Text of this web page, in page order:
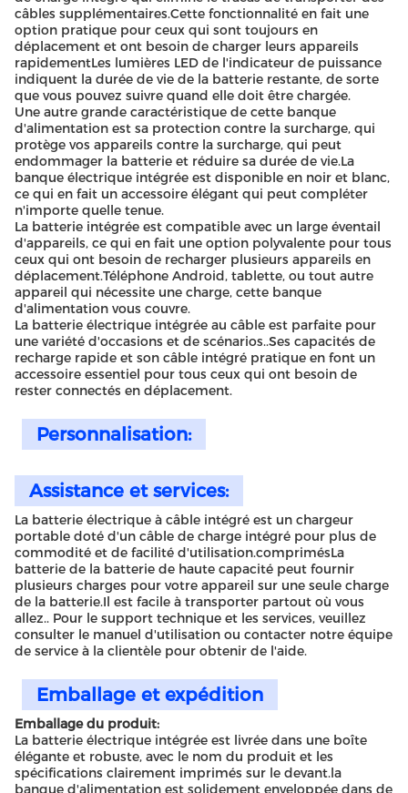
câbles supplémentaires.Cette fonctionnalité en fait une
option pratique pour ceux qui sont toujours en
déplacement et ont besoin de charger leurs appareils
rapidementLes lumières LED de l'indicateur de puissance
indiquent la durée de vie de la batterie restante, de sorte
que vous pouvez suivre quand elle doit être chargée.
Une autre grande caractéristique de cette banque
d'alimentation est sa protection contre la surcharge, qui
protège vos appareils contre la surcharge, qui peut
endommager la batterie et réduire sa durée de vie.La
banque électrique intégrée est disponible en noir et blanc,
ce qui en fait un accessoire élégant qui peut compléter
n'importe quelle tenue.
La batterie intégrée est compatible avec un large éventail
d'appareils, ce qui en fait une option polyvalente pour tous
ceux qui ont besoin de recharger plusieurs appareils en
déplacement.Téléphone Android, tablette, ou tout autre
appareil qui nécessite une charge, cette banque
d'alimentation vous couvre.
La batterie électrique intégrée au câble est parfaite pour
une variété d'occasions et de scénarios..Ses capacités de
recharge rapide et son câble intégré pratique en font un
accessoire essentiel pour tous ceux qui ont besoin de
rester connectés en déplacement.
Personnalisation:
Assistance et services:
La batterie électrique à câble intégré est un chargeur
portable doté d'un câble de charge intégré pour plus de
commodité et de facilité d'utilisation.comprimésLa
batterie de la batterie de haute capacité peut fournir
plusieurs charges pour votre appareil sur une seule charge
de la batterie.Il est facile à transporter partout où vous
allez.. Pour le support technique et les services, veuillez
consulter le manuel d'utilisation ou contacter notre équipe
de service à la clientèle pour obtenir de l'aide.
Emballage et expédition
Emballage du produit:
La batterie électrique intégrée est livrée dans une boîte
élégante et robuste, avec le nom du produit et les
spécifications clairement imprimés sur le devant.la
banque d'alimentation est solidement enveloppée dans de